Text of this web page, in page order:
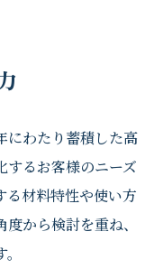
にわたり蓄積した高
するお客様のニーズ
る材料特性や使い方
から検討を重ね、